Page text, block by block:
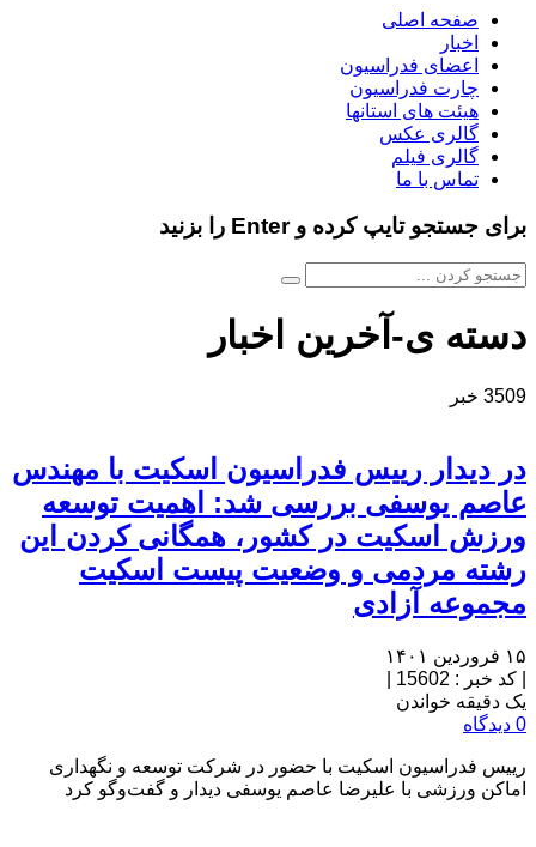
صفحه اصلی
اخبار
اعضای فدراسیون
چارت فدراسیون
هیئت های استانها
گالری عکس
گالری فیلم
تماس با ما
برای جستجو تایپ کرده و Enter را بزنید
دسته ی-آخرین اخبار
3509 خبر
در دیدار رییس فدراسیون اسکیت با مهندس
عاصم یوسفی بررسی شد: اهمیت توسعه
ورزش اسکیت در کشور، همگانی کردن این
رشته مردمی و وضعیت پیست اسکیت
مجموعه آزادی
۱۵ فروردین ۱۴۰۱
کد خبر : 15602
یک دقیقه خواندن
0 دیدگاه
رییس فدراسیون اسکیت با حضور در شرکت توسعه و نگهداری
اماکن ورزشی با علیرضا عاصم یوسفی دیدار و گفت‌وگو کرد